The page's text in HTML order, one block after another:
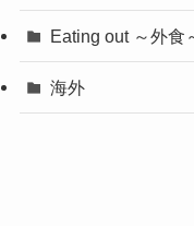
Eating out ～外食
海外